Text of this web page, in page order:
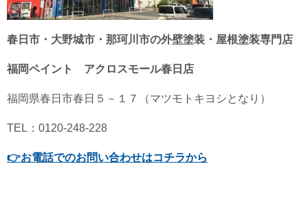
春日市・大野城市・那珂川市の外壁塗装・屋根塗装専門店
福岡ペイント アクロスモール春日店
福岡県春日市春日５－１７（マツモトキヨシとなり）
TEL：0120-248-228
👉お電話でのお問い合わせはコチラから